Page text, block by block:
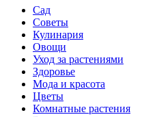
Сад
Советы
Кулинария
Овощи
Уход за растениями
Здоровье
Мода и красота
Цветы
Комнатные растения